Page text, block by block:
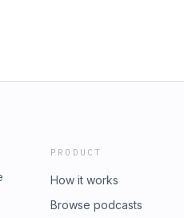
PRODUCT
How it works
Browse podcasts